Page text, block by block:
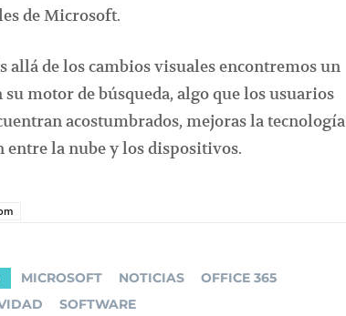
de Microsoft.
allá de los cambios visuales encontremos un
motor de búsqueda, algo que los usuarios
acostumbrados, mejoras la tecnología
entre la nube y los dispositivos.
MICROSOFT NOTICIAS
OFFICE 365
SOFTWARE